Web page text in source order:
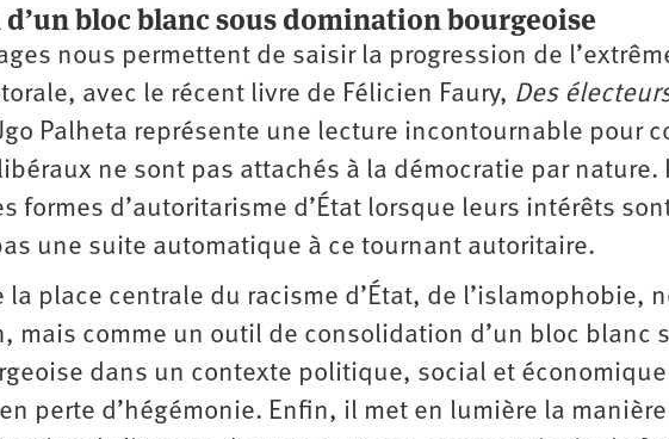
bloc blanc sous domination bourgeoise
nous permettent de saisir la progression de
avec le récent livre de Félicien Faury, Des
Palheta représente une lecture incontournable pour
ne sont pas attachés à la démocratie par nature.
formes d’autoritarisme d’État lorsque leurs intérêts
une suite automatique à ce tournant autoritaire.
la place centrale du racisme d’État, de l’islamophobie,
mais comme un outil de consolidation d’un bloc blanc
dans un contexte politique, social et
perte d’hégémonie. Enfin, il met en lumière la